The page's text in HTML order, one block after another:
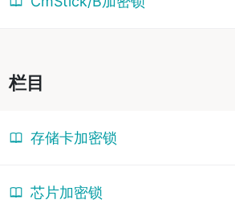
栏目
存储卡加密锁
芯片加密锁